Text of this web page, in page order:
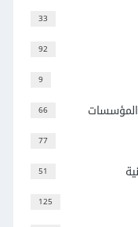
33
92
9
66
77
51
125